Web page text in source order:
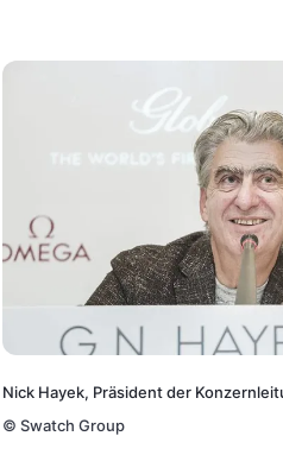
Nick Hayek, Präsident der
© Swatch Group